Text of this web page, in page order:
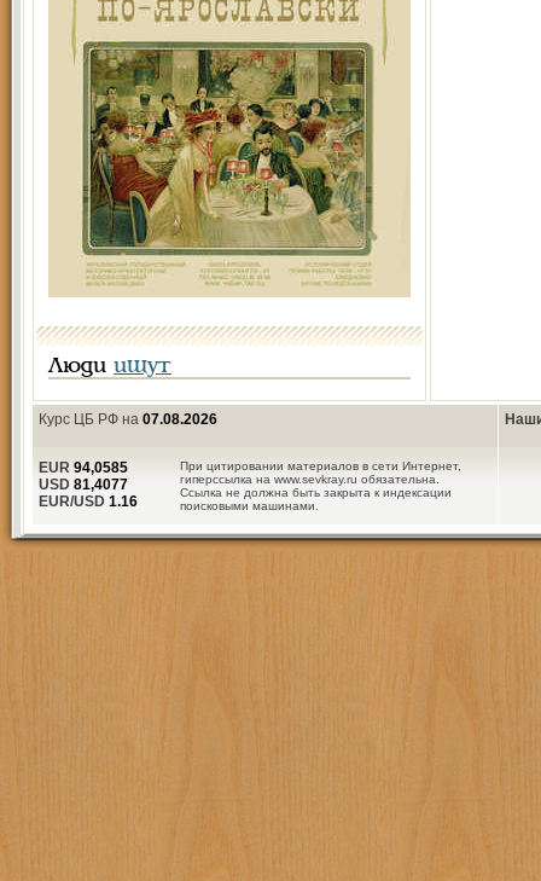
Люди ищут
Курс ЦБ РФ на 07.08.2026
При цитировании материалов в сети Интернет,
гиперссылка на www.sevkray.ru обязательна.
Ссылка не должна быть закрыта к индексации
поисковыми машинами.
EUR 94,0585
USD 81,4077
EUR/USD 1.16